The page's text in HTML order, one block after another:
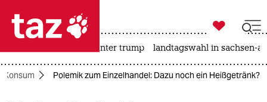
 taz zahl ich
taz zahl ich

taz zahl ich
usa unter trump landtagswahl in sachsen-
Konsum Polemik zum Einzelhandel: Dazu noch ein Heißgetränk?